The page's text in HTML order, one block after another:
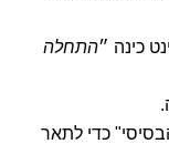
כינה ״התחלה
כדי לתאר